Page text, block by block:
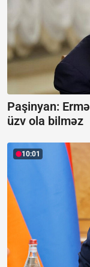
Paşinyan:
üzv ola bilməz
10:01